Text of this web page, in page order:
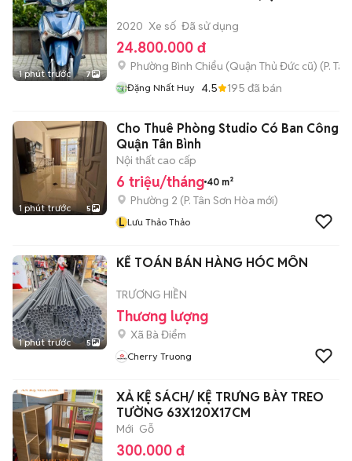
1 phút trước 7
2020 Xe số Đã sử dụng
24.800.000 đ
Phường Bình Chiểu (Quận Thủ Đức cũ) (P.
Đặng Nhất Huy 4.5 195 đã bán
1 phút trước 5
Cho Thuê Phòng Studio Có Ban Công
Quận Tân Bình
Nội thất cao cấp
6 triệu/tháng 40 m²
Phường 2 (P. Tân Sơn Hòa mới)
L Lưu Thảo Thảo
1 phút trước 5
KẾ TOÁN BÁN HÀNG HÓC MÔN
TRƯƠNG HIỀN
Thương lượng
Xã Bà Điểm
Cherry Truong
XẢ KỆ SÁCH/ KỆ TRƯNG BÀY TREO
TƯỜNG 63X120X17CM
Mới Gỗ
300.000 đ